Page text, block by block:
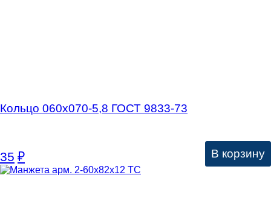
Кольцо 060х070-5,8 ГОСТ 9833-73
35 ₽ В корзину